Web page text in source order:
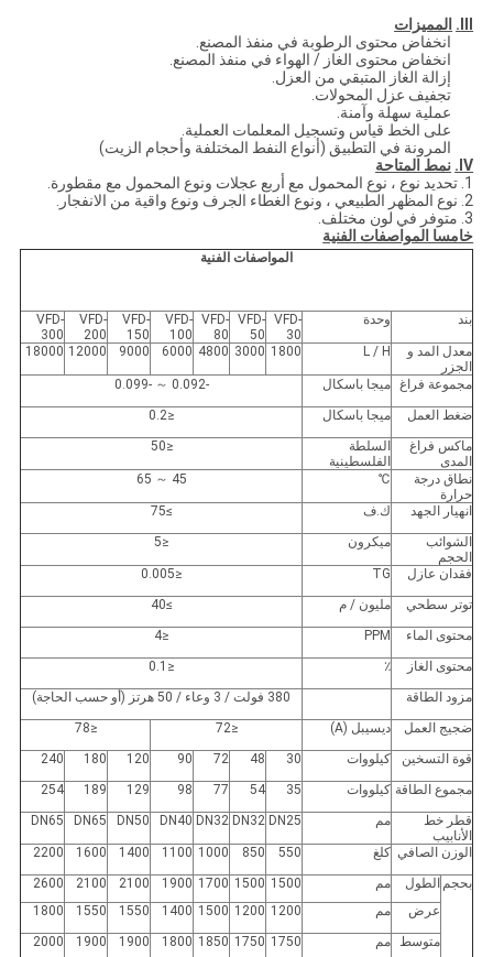
المميزات
انخفاض محتوى الرطوبة في منفذ المصنع.
انخفاض محتوى الغاز / الهواء في منفذ المصنع.
إزالة الغاز المتبقي من العزل.
تجفيف عزل المحولات.
عملية سهلة وآمنة.
على الخط قياس وتسجيل المعلمات العملية.
المرونة في التطبيق (أنواع النفط المختلفة وأحجام الزيت)
IV.
نمط المتاحة
1. تحديد نوع ، نوع المحمول مع أربع عجلات ونوع المحمول مع مقطورة.
2. نوع المظهر الطبيعي ، ونوع الغطاء الجرف ونوع واقية من الانفجار.
3. متوفر في لون مختلف.
خامسا المواصفات الفنية
المواصفات الفنية
بند وحدة
VFD-
30
VFD-
50
VFD-
80
VFD-
100
VFD-
150
VFD-
200
VFD-
300
معدل المد و
الجزر
L / H
1800
3000
4800
6000
9000
12000
18000
مجموعة فراغ ميجا باسكال
-0.092 ～ -0.099
ضغط العمل
ميجا باسكال
≤0.2
ماكس فراغ
المدى
السلطة
الفلسطينية
≤50
نطاق درجة
حرارة
℃
45 ～ 65
انهيار الجهد ك.ف
≥75
الشوائب
الحجم
ميكرون ≤5
فقدان عازل TG
≤0.005
توتر سطحي
مليون / م
≥40
محتوى الماء
PPM
≤4
محتوى الغاز
٪
≤0.1
مزود الطاقة
380 فولت / 3 وعاء / 50 هرتز (أو حسب الحاجة)
ضجيج العمل
ديسيبل (A) ≤72
≤78
قوة التسخين
كيلووات 30
48
72
90
120
180
240
مجموع الطاقة كيلووات 35
54
77
98
129
189
254
قطر خط
الأنابيب
مم DN25
DN32
DN32
DN40
DN50
DN65
DN65
الوزن الصافي كلغ 550
850
1000
1100
1400
1600
2200
بحجم الطول مم 1500
1500
1700
1900
2100
2100
2600
عرض
مم 1200
1200
1500
1400
1550
1550
1800
متوسط مم 1750
1750
1850
1800
1900
1900
2000